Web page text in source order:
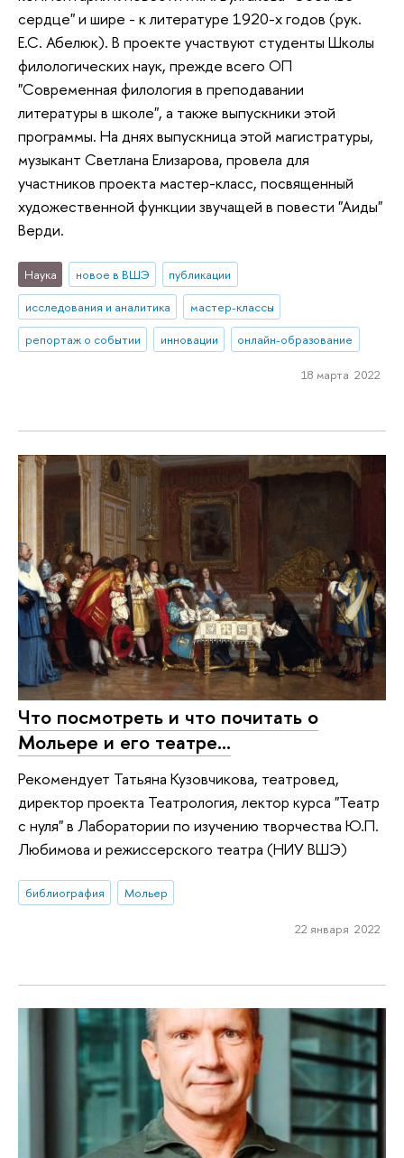
сердце" и шире - к литературе 1920-х годов (рук.
Е.С. Абелюк). В проекте участвуют студенты Школы
филологических наук, прежде всего ОП
"Современная филология в преподавании
литературы в школе", а также выпускники этой
программы. На днях выпускница этой магистратуры,
музыкант Светлана Елизарова, провела для
участников проекта мастер-класс, посвященный
художественной функции звучащей в повести "Аиды"
Верди.
Наука новое в ВШЭ
публикации
исследования и аналитика
мастер-классы
репортаж о событии
инновации онлайн-образование
18 марта 2022
Что посмотреть и что почитать о
Мольере и его театре...
Рекомендует Татьяна Кузовчикова, театровед,
директор проекта Театрология, лектор курса "Театр
с нуля" в Лаборатории по изучению творчества Ю.П.
Любимова и режиссерского театра (НИУ ВШЭ)
библиография Мольер
22 января 2022